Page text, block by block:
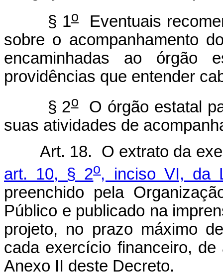
§ 1o
Eventuais
sobre o acompanhamento
encaminhadas ao órgão
providências que entender
§ 2oO órgão estatal
suas atividades de
Art. 18. O extrato da
art. 10, § 2o, inciso VI, da
preenchido pela
Público e publicado na
projeto, no prazo máximo
cada exercício financeiro,
Anexo II deste Decreto.